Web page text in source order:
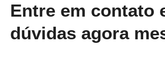
Entre em contato
dúvidas agora